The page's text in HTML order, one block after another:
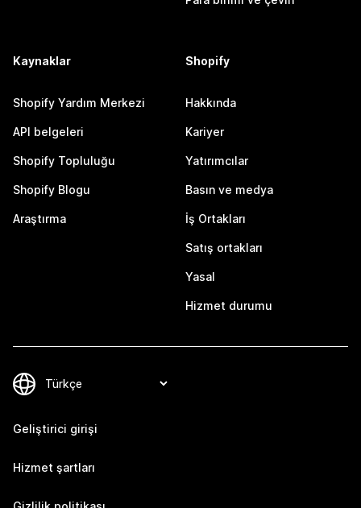
Kaynaklar
Shopify Yardım Merkezi
API belgeleri
Shopify Topluluğu
Shopify Blogu
Araştırma
Shopify
Hakkında
Kariyer
Yatırımcılar
Basın ve medya
İş Ortakları
Satış ortakları
Yasal
Hizmet durumu
Geliştirici girişi
Hizmet şartları